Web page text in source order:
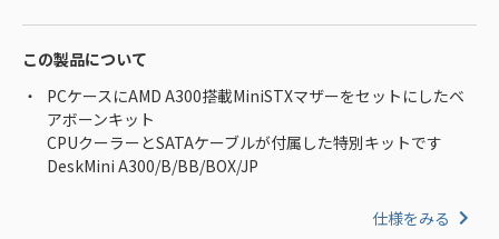
この製品について
PCケースにAMD A300搭載MiniSTXマザーをセットにしたベ
アボーンキット
CPUクーラーとSATAケーブルが付属した特別キットです
DeskMini A300/B/BB/BOX/JP
仕様をみる